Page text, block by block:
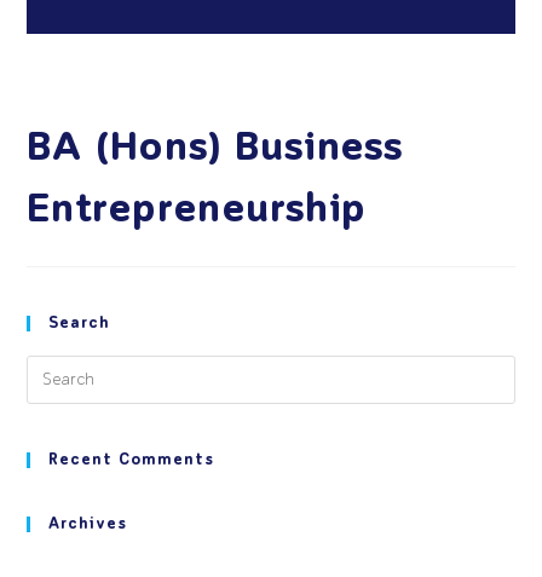
BA (Hons) Business
Entrepreneurship
Search
Recent Comments
Archives